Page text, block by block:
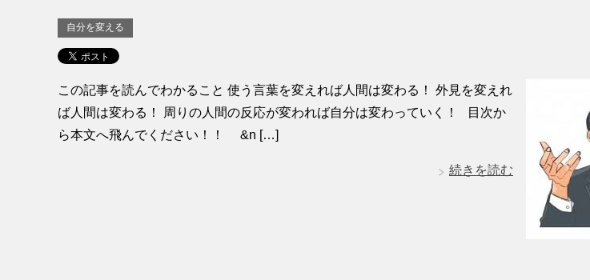
自分を変える
この記事を読んでわかること 使う言葉を変えれば人間は変わる！ 外見を変えれ
ば人間は変わる！ 周りの人間の反応が変われば自分は変わっていく！ 目次か
ら本文へ飛んでください！！ &n […]
続きを読む